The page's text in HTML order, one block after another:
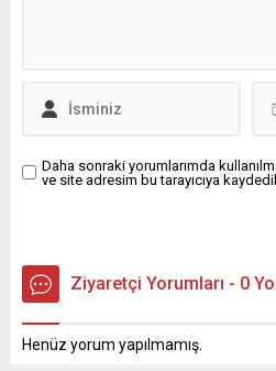
Daha sonraki yorumlarımda
ve site adresim bu tarayıcıya
Ziyaretçi Yorumları - 0
Henüz yorum yapılmamış.